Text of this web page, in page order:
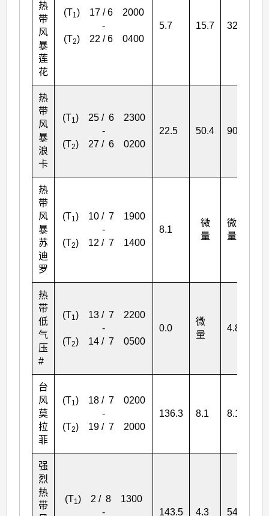
热
带
风
暴
莲
花
(T1) 17 / 6 2000
-
(T2) 22 / 6 0400
5.7 15.7 32.7
热
带
风
暴
浪
卡
(T1) 25 / 6 2300
-
(T2) 27 / 6 0200
22.5 50.4 90.8
热
带
风
暴
苏
迪
罗
(T1) 10 / 7 1900
-
(T2) 12 / 7 1400
8.1
微
量
微
量
热
带
低
气
压
#
(T1) 13 / 7 2200
-
(T2) 14 / 7 0500
0.0
微
量
4.8
台
风
莫
拉
菲
(T1) 18 / 7 0200
-
(T2) 19 / 7 2000
136.3 8.1 8.1
强
烈
热
带
(T1) 2 / 8 1300
-
143.5 4.3 54.0